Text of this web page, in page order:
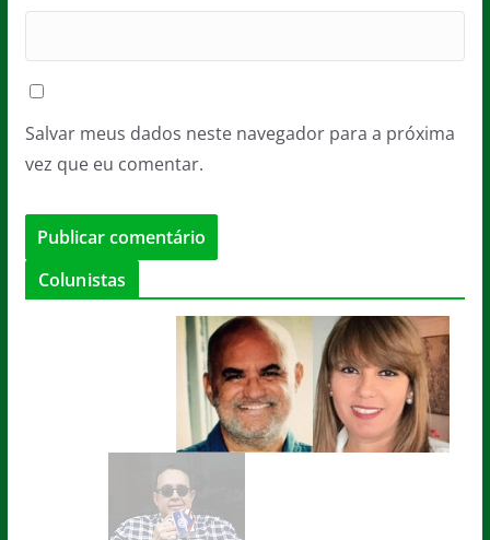
Salvar meus dados neste navegador para a próxima
vez que eu comentar.
Colunistas